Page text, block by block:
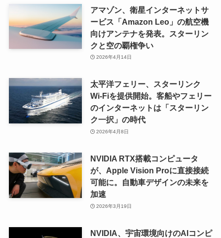
アマゾン、衛星インターネットサ
ービス「Amazon Leo」の航空機
向けアンテナを発表。スターリン
クと空の覇権争い
2026年4月14日
太平洋フェリー、スターリンク
Wi-Fiを提供開始。客船やフェリー
のインターネットは「スターリン
ク一択」の時代
2026年4月8日
NVIDIA RTX搭載コンピュータ
が、Apple Vision Proに直接接続
可能に。自動車デザインの未来を
加速
2026年3月19日
NVIDIA、宇宙環境向けのAIコンピ